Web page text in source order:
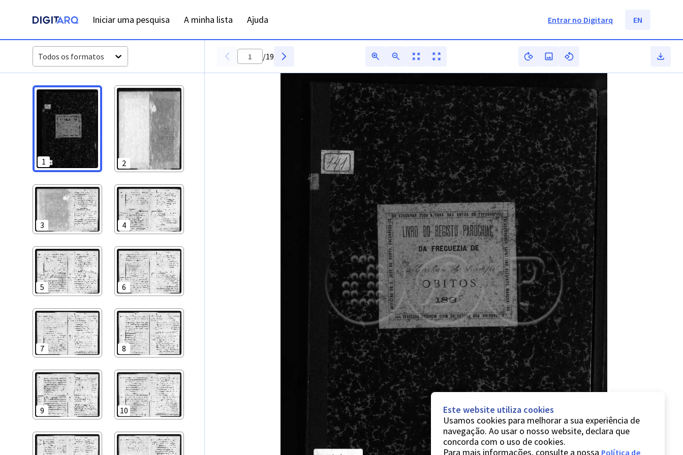
Iniciar uma pesquisa A minha lista Ajuda Entrar no Digitarq EN
Todos os formatos
1 2
3 4
5 6
7 8
9 10
/19
Este website utiliza cookies
Usamos cookies para melhorar a sua experiência de
navegação. Ao usar o nosso website, declara que
concorda com o uso de cookies.
Para mais informações, consulte a nossa Política de